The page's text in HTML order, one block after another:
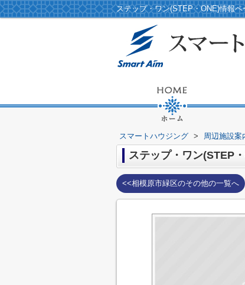
スマートハウジング > 周辺施設案
ステップ・ワン(STEP
<<相模原市緑区のその他の一覧へ